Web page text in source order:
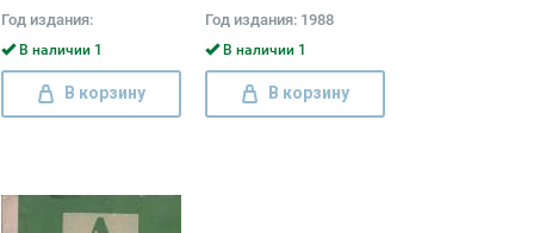
Год издания:
В наличии 1
В корзину
Год издания: 1988
В наличии 1
В корзину